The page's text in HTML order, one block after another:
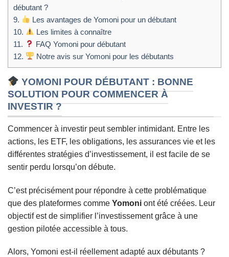
débutant ?
9.
Les avantages de Yomoni pour un débutant
10.
Les limites à connaître
11.
FAQ Yomoni pour débutant
12.
Notre avis sur Yomoni pour les débutants
YOMONI POUR DÉBUTANT : BONNE
SOLUTION POUR COMMENCER À
INVESTIR ?
Commencer à investir peut sembler intimidant. Entre les
actions, les ETF, les obligations, les assurances vie et les
différentes stratégies d’investissement, il est facile de se
sentir perdu lorsqu’on débute.
C’est précisément pour répondre à cette problématique
que des plateformes comme Yomoni ont été créées. Leur
objectif est de simplifier l’investissement grâce à une
gestion pilotée accessible à tous.
Alors, Yomoni est-il réellement adapté aux débutants ?